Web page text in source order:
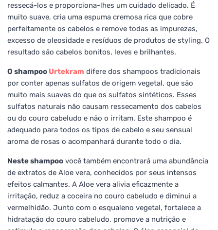
ressecá-los e proporciona-lhes um cuidado delicado. É
muito suave, cria uma espuma cremosa rica que cobre
perfeitamente os cabelos e remove todas as impurezas,
excesso de oleosidade e resíduos de produtos de styling. O
resultado são cabelos bonitos, leves e brilhantes.
O shampoo Urtekram difere dos shampoos tradicionais
por conter apenas sulfatos de origem vegetal, que são
muito mais suaves do que os sulfatos sintéticos. Esses
sulfatos naturais não causam ressecamento dos cabelos
ou do couro cabeludo e não o irritam. Este shampoo é
adequado para todos os tipos de cabelo e seu sensual
aroma de rosas o acompanhará durante todo o dia.
Neste shampoo você também encontrará uma abundância
de extratos de Aloe vera, conhecidos por seus intensos
efeitos calmantes. A Aloe vera alivia eficazmente a
irritação, reduz a coceira no couro cabeludo e diminui a
vermelhidão. Junto com o esqualeno vegetal, fortalece a
hidratação do couro cabeludo, promove a nutrição e